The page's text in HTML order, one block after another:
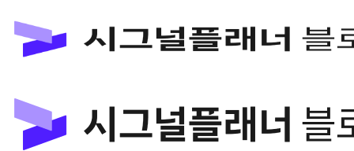
보험금 청구 사전
해빗팩토리 소식